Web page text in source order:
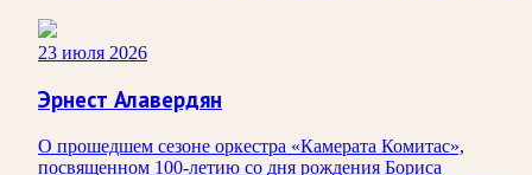
23 июля 2026
Эрнест Алавердян
О прошедшем сезоне оркестра «Камерата Комитас»,
посвященном 100-летию со дня рождения Бориса